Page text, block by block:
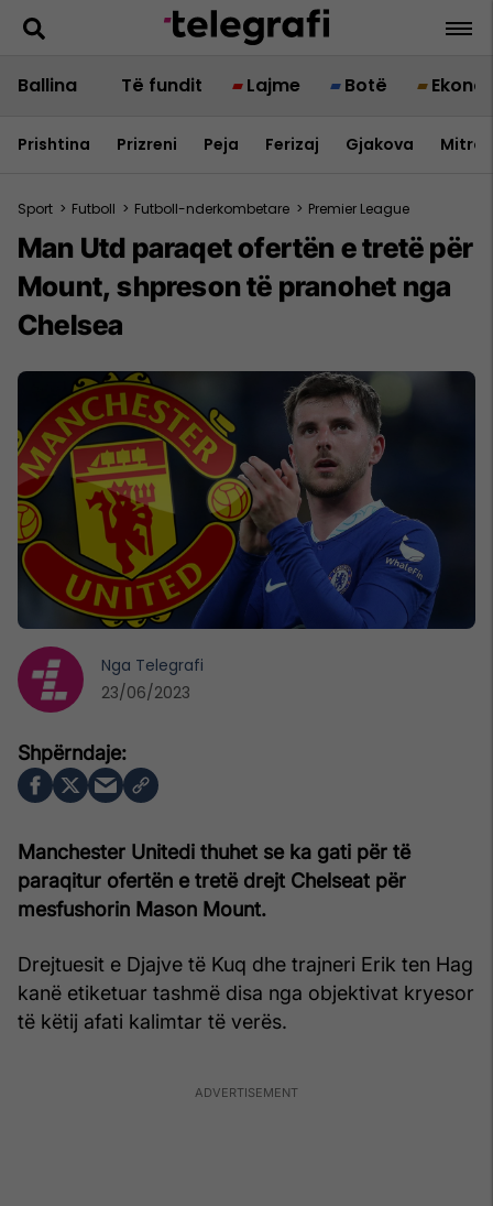
Ballina Të fundit Lajme Botë
Prishtina Prizreni Peja Ferizaj Gjakova
Sport > Futboll > Futboll-nderkombetare > Premier League
Man Utd paraqet ofertën e tretë për
Mount, shpreson të pranohet nga
Chelsea
Manchester Unitedi thuhet se ka gati për të
paraqitur ofertën e tretë drejt Chelseat për
mesfushorin Mason Mount.
Drejtuesit e Djajve të Kuq dhe trajneri Erik ten Hag
kanë etiketuar tashmë disa nga objektivat kryesor
të këtij afati kalimtar të verës.
Nga Telegrafi
23/06/2023